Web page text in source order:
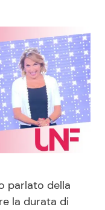
dal mondo
e Ricette
parlato della
la durata di